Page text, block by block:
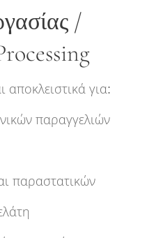
/
αποκλειστικά για:
παραγγελιών
παραστατικών